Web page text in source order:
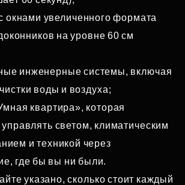
окнами увеличенного формата
на уровне 60 см
инженерные системы, включая
воды и воздуха;
квартира», которая
управлять светом, климатическим
и техникой через
где бы вы ни были.
указано, сколько стоит каждый